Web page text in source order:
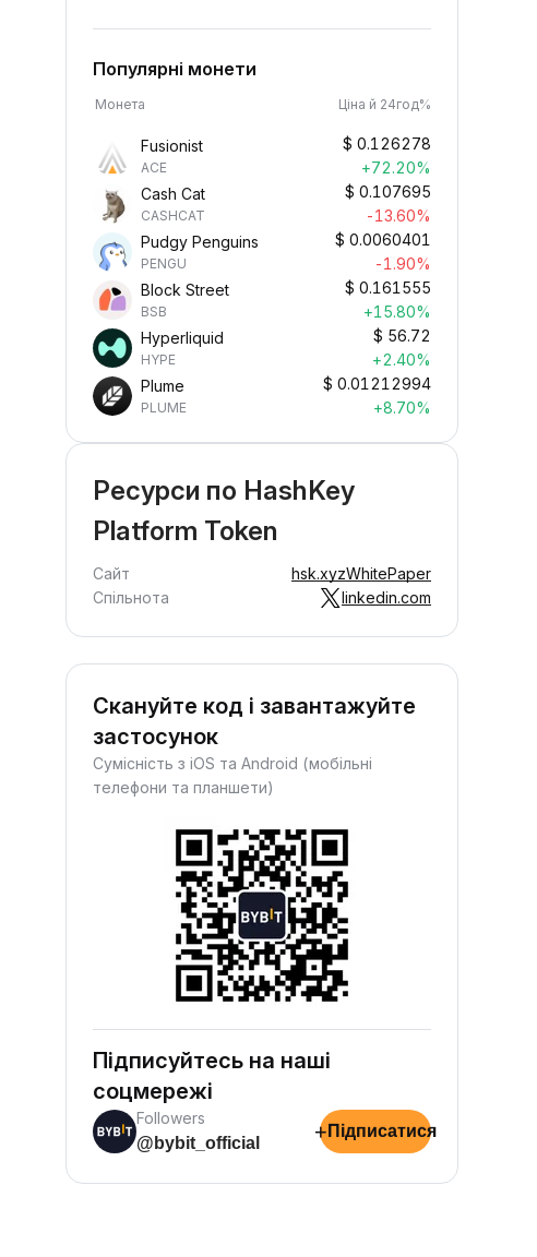
Популярні монети
Монета Ціна й 24год%
Fusionist
ACE
$ 0.126278
+72.20%
Cash Cat
CASHCAT
$ 0.107695
-13.60%
Pudgy Penguins
PENGU
$ 0.0060401
-1.90%
Block Street
BSB
$ 0.161555
+15.80%
Hyperliquid
HYPE
$ 56.72
+2.40%
Plume
PLUME
$ 0.01212994
+8.70%
Ресурси по HashKey
Platform Token
Сайт hsk.xyzWhitePaper
Спільнота
linkedin.com
Скануйте код і завантажуйте
застосунок
Сумісність з iOS та Android (мобільні
телефони та планшети)
Підписуйтесь на наші
соцмережі
Followers
@bybit_official
+ Підписатися